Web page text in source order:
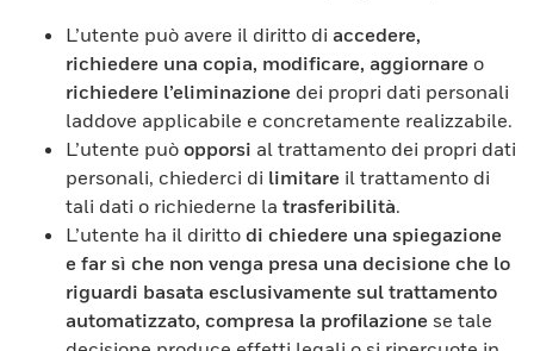
L’utente può avere il diritto di accedere,
richiedere una copia, modificare, aggiornare o
richiedere l’eliminazione dei propri dati personali
laddove applicabile e concretamente realizzabile.
L’utente può opporsi al trattamento dei propri dati
personali, chiederci di limitare il trattamento di
tali dati o richiederne la trasferibilità.
L’utente ha il diritto di chiedere una spiegazione
e far sì che non venga presa una decisione che lo
riguardi basata esclusivamente sul trattamento
automatizzato, compresa la profilazione se tale